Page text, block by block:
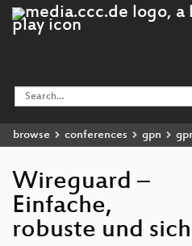
browse conferences gpn
Wireguard –
Einfache,
robuste und